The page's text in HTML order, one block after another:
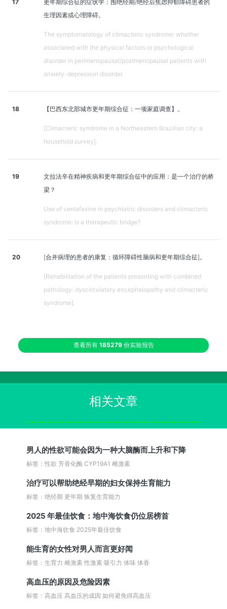
17
更年期综合征的症状学：围绝经期/绝经后焦虑抑郁障碍患者的
生理因素或心理障碍。
The symptomatology of climacteric syndrome: whether
associated with the physical factors or psychological
disorder in perimenopausal/postmenopausal patients with
anxiety-depression disorder.
18 【巴西东北部城市更年期综合征：一项家庭调查】。
[Climacteric syndrome in a Northeastern Brazilian city: a
household survey].
19
文拉法辛在精神疾病和更年期综合征中的应用：是一个治疗的桥
梁？
Use of venlafaxine in psychiatric disorders and climacteric
syndrome: is a therapeutic bridge?
20 [合并病理的患者的康复：循环障碍性脑病和更年期综合征]。
[Rehabilitation of the patients presenting with combined
pathology: dyscirculatory encephalopathy and climacteric
syndrome].
查看所有 185279份实验报告
相关文章
男人的性欲可能会因为一种大脑酶而上升和下降
标签：性欲 芳香化酶 CYP19A1 雌激素
治疗可以帮助绝经早期的妇女保持生育能力
标签：绝经期 更年期 恢复生育能力
2025 年最佳饮食：地中海饮食仍位居榜首
标签：地中海饮食 2025年最佳饮食
能生育的女性对男人而言更好闻
标签：生育力 雌激素 性激素 吸引力 体味 体香
高血压的原因及危险因素
标签：高血压 高血压的成因 如何避免得高血压